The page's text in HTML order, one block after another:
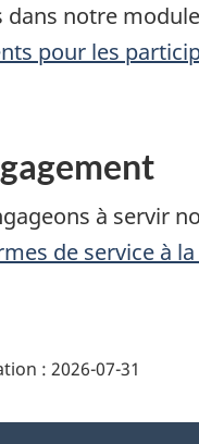
dans notre module
pour les
à servir
de service à
: 2026-07-31